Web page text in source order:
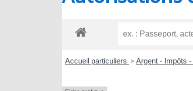
Accueil particuliers > Argent - Impôts